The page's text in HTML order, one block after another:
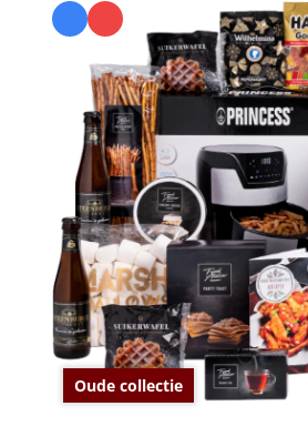
Oude collectie